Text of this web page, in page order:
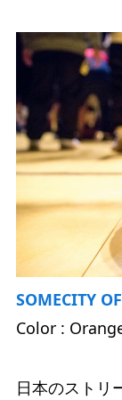
SOMECITY
Color :
日本のストリ